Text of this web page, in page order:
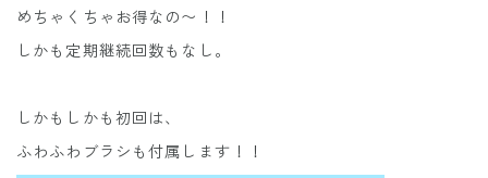
めちゃくちゃお得なの〜！！
しかも定期継続回数もなし。
しかもしかも初回は、
ふわふわブラシも付属します！！